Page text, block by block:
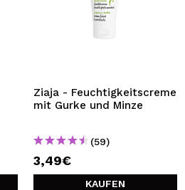
Ziaja - Feuchtigkeitscreme
mit Gurke und Minze
(59)
3,49€
KAUFEN